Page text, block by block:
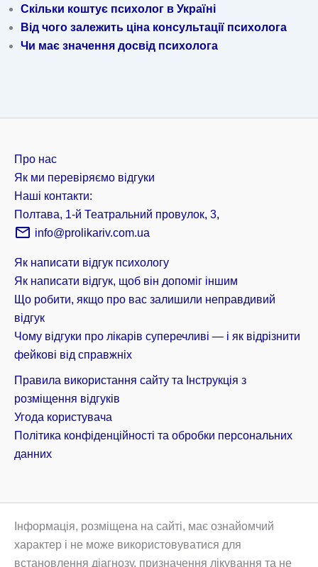
Скільки коштує психолог в Україні
Від чого залежить ціна консультації психолога
Чи має значення досвід психолога
Про нас
Як ми перевіряємо відгуки
Наші контакти:
Полтава, 1-й Театральний провулок, 3,
info@prolikariv.com.ua
Як написати відгук психологу
Як написати відгук, щоб він допоміг іншим
Що робити, якщо про вас залишили неправдивий
відгук
Чому відгуки про лікарів суперечливі — і як відрізнити
фейкові від справжніх
Правила використання сайту та Інструкція з
розміщення відгуків
Угода користувача
Політика конфіденційності та обробки персональних
данних
Інформація, розміщена на сайті, має ознайомчий
характер і не може використовуватися для
встановлення діагнозу, призначення лікування та не